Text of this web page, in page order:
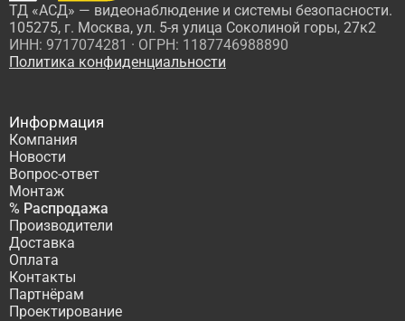
ТД «АСД» — видеонаблюдение и системы безопасности.
105275, г. Москва, ул. 5-я улица Соколиной горы, 27к2
ИНН: 9717074281 · ОГРН: 1187746988890
Политика конфиденциальности
Информация
Компания
Новости
Вопрос-ответ
Монтаж
% Распродажа
Производители
Доставка
Оплата
Контакты
Партнёрам
Проектирование